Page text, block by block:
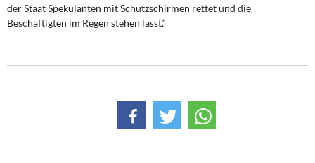
Über mich
der Staat Spekulanten mit Schutzschirmen rettet und die
Beschäftigten im Regen stehen lässt.“